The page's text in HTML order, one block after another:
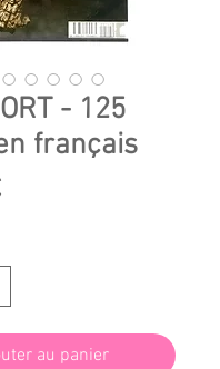
- 125
français
Prix
au panier